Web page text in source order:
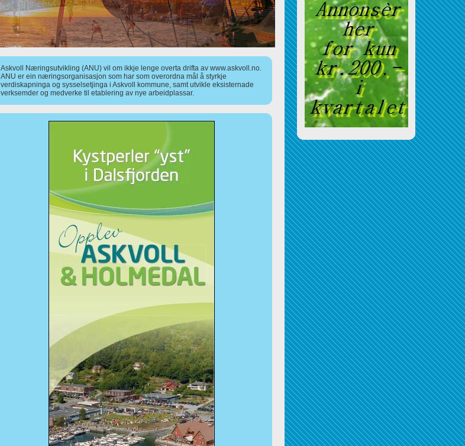
Askvoll Næringsutvikling (ANU) vil om ikkje lenge overta drifta av www.askvoll.no.
ANU er ein næringsorganisasjon som har som overordna mål å styrkje
verdiskapninga og sysselsetjinga i Askvoll kommune, samt utvikle eksisternade
verksemder og medverke til etablering av nye arbeidplassar.